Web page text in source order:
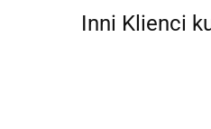
Inni Klienci